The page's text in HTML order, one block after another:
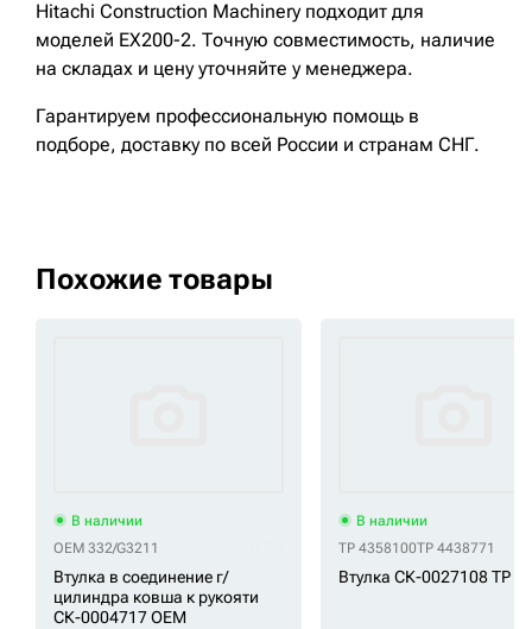
Hitachi Construction Machinery подходит для
моделей EX200-2. Точную совместимость, наличие
на складах и цену уточняйте у менеджера.
Гарантируем профессиональную помощь в
подборе, доставку по всей России и странам СНГ.
Похожие товары
В наличии
OEM 332/G3211
Втулка в соединение г/
цилиндра ковша к рукояти
СК-0004717 OEM
В наличии
TP 4358100TP 4438771
Втулка СК-0027108 TP